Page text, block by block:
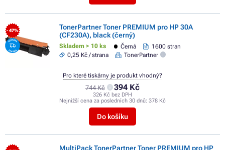
- 47%
TonerPartner Toner PREMIUM pro HP 30A
(CF230A), black (černý)
Skladem > 10 ks Černá
1600 stran
0,25 Kč / strana
TonerPartner
744 Kč 394 Kč
326 Kč bez DPH
Nejnižší cena za posledních 30 dnů: 378 Kč
Do košíku
Pro které tiskárny je produkt vhodný?
MultiPack TonerPartner Toner PREMIUM pro HP